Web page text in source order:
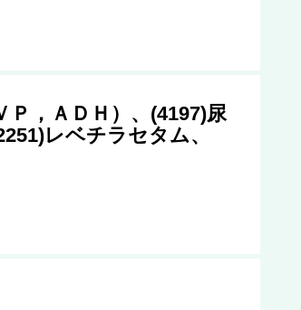
Ｐ，ＡＤＨ）、(4197)尿
レベチラセタム、